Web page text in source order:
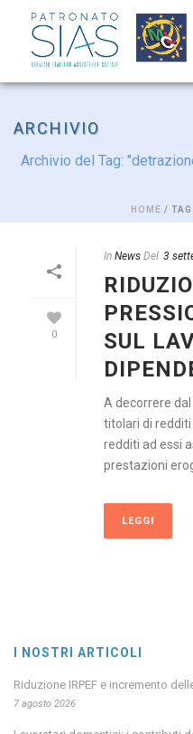
ARCHIVIO
Archivio del Tag:
HOME / TAG
0
In News Del 3
SUL
A decorrere dal
titolari di
redditi ad essi
prestazioni
LEGGI
I NOSTRI ARTICOLI
Riduzione IRPEF e incremento
7 agosto 2026